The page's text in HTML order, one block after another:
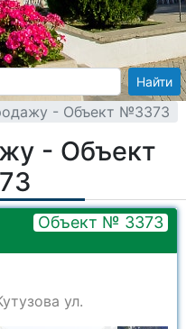
Найти
- Объект №3373
- Объект
Объект № 3373
ул.